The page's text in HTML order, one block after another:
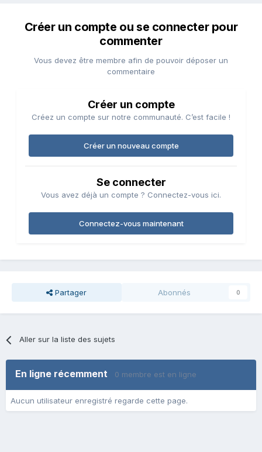
Créer un compte ou se connecter pour
commenter
Vous devez être membre afin de pouvoir déposer un
commentaire
Créer un compte
Créez un compte sur notre communauté. C’est facile !
Créer un nouveau compte
Se connecter
Vous avez déjà un compte ? Connectez-vous ici.
Connectez-vous maintenant
Partager Abonnés 0
Aller sur la liste des sujets
En ligne récemment 0 membre est en ligne
Aucun utilisateur enregistré regarde cette page.